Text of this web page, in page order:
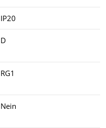
IP20
D
RG1
Nein